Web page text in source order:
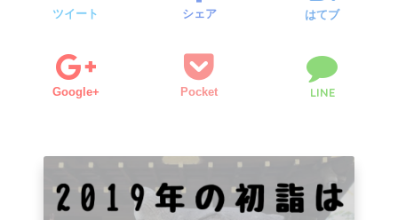
ツイート シェア はてブ
Google+ Pocket LINE